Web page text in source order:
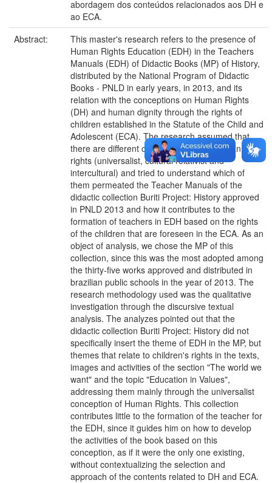
abordagem dos conteúdos relacionados aos DH e
ao ECA.
Abstract:
This master's research refers to the presence of
Human Rights Education (EDH) in the Teachers
Manuals (EDH) of Didactic Books (MP) of History,
distributed by the National Program of Didactic
Books - PNLD in early years, in 2013, and its
relation with the conceptions on Human Rights
(DH) and human dignity through the rights of
children established in the Statute of the Child and
Adolescent (ECA). The research assumed that
there are different conceptions about human
rights (universalist, cultural relativist and
intercultural) and tried to understand which of
them permeated the Teacher Manuals of the
didactic collection Buriti Project: History approved
in PNLD 2013 and how it contributes to the
formation of teachers in EDH based on the rights
of the children that are foreseen in the ECA. As an
object of analysis, we chose the MP of this
collection, since this was the most adopted among
the thirty-five works approved and distributed in
brazilian public schools in the year of 2013. The
research methodology used was the qualitative
investigation through the discursive textual
analysis. The analyzes pointed out that the
didactic collection Buriti Project: History did not
specifically insert the theme of EDH in the MP, but
themes that relate to children's rights in the texts,
images and activities of the section "The world we
want" and the topic "Education in Values",
addressing them mainly through the universalist
conception of Human Rights. This collection
contributes little to the formation of the teacher for
the EDH, since it guides him on how to develop
the activities of the book based on this
conception, as if it were the only one existing,
without contextualizing the selection and
approach of the contents related to DH and ECA.